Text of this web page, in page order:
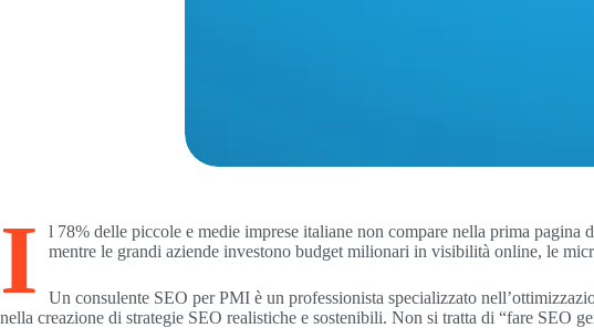
I
l 78% delle piccole e medie imprese italiane non compare nella prima
mentre le grandi aziende investono budget milionari in visibilità online, le
Un consulente SEO per PMI è un professionista specializzato
nella creazione di strategie SEO realistiche e sostenibili. Non si tratta di “fare SEO